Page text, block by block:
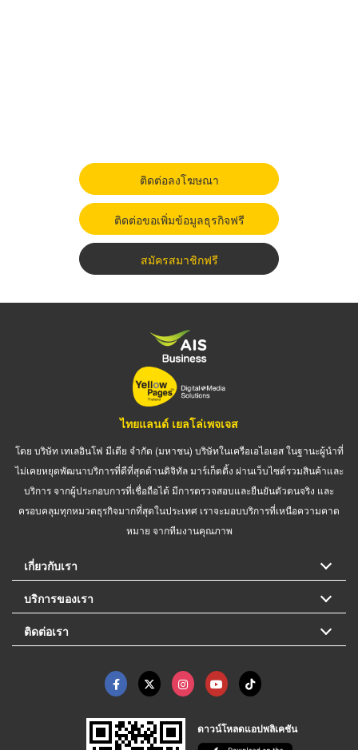
ติดต่อลงโฆษณา
ติดต่อขอเพิ่มข้อมูลธุรกิจฟรี
สมัครสมาชิกฟรี
ไทยแลนด์ เยลโล่เพจเจส
โดย บริษัท เทเลอินโฟ มีเดีย จำกัด (มหาชน) บริษัทในเครือเอไอเอส ในฐานะผู้นำที่
ไม่เคยหยุดพัฒนาบริการที่ดีที่สุดด้านดิจิทัล มาร์เก็ตติ้ง ผ่านเว็บไซต์รวมสินค้าและ
บริการ จากผู้ประกอบการที่เชื่อถือได้ มีการตรวจสอบและยืนยันตัวตนจริง และ
ครอบคลุมทุกหมวดธุรกิจมากที่สุดในประเทศ เราจะมอบบริการที่เหนือความคาด
หมาย จากทีมงานคุณภาพ
เกี่ยวกับเรา
บริการของเรา
ติดต่อเรา
ดาวน์โหลดแอปพลิเคชัน